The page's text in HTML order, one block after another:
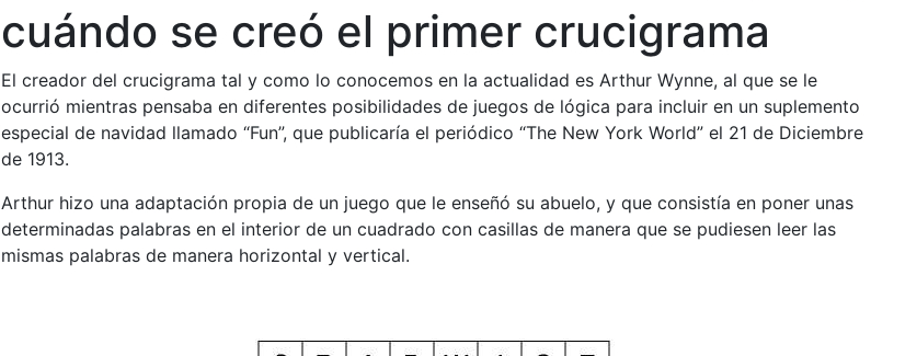
cuándo se creó el primer crucigrama
El creador del crucigrama tal y como lo conocemos en la actualidad es Arthur Wynne, al que se le
ocurrió mientras pensaba en diferentes posibilidades de juegos de lógica para incluir en un suplemento
especial de navidad llamado “Fun”, que publicaría el periódico “The New York World” el 21 de Diciembre
de 1913.
Arthur hizo una adaptación propia de un juego que le enseñó su abuelo, y que consistía en poner unas
determinadas palabras en el interior de un cuadrado con casillas de manera que se pudiesen leer las
mismas palabras de manera horizontal y vertical.